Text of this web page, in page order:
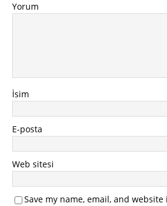
Yorum
İsim
E-posta
Web sitesi
Save my name, email, and